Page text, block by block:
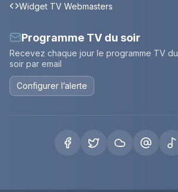
Widget TV Webmasters
Programme TV du soir
Recevez chaque jour le programme TV du
soir par email
Configurer l’alerte